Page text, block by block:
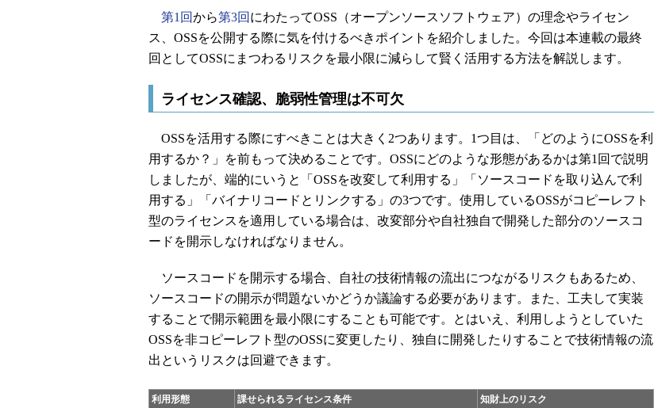
第1回から第3回 にわたってOSS（オープンソースソフトウェア）の理念やライセン
ス、OSSを公開する際に気を付けるべきポイントを紹介しました。今回は本連載の最終
回としてOSSにまつわるリスクを最小限に減らして賢く活用する方法を解説します。
ライセンス確認、脆弱性管理は不可欠
OSSを活用する際にすべきことは大きく2つあります。1つ目は、「どのようにOSSを利
用するか？」を前もって決めることです。OSSにどのような形態があるかは第1回で説明
しましたが、端的にいうと「OSSを改変して利用する」「ソースコードを取り込んで利
用する」「バイナリコードとリンクする」の3つです。使用しているOSSがコピーレフト
型のライセンスを適用している場合は、改変部分や自社独自で開発した部分のソースコ
ードを開示しなければなりません。
ソースコードを開示する場合、自社の技術情報の流出につながるリスクもあるため、
ソースコードの開示が問題ないかどうか議論する必要があります。また、工夫して実装
することで開示範囲を最小限にすることも可能です。とはいえ、利用しようとしていた
OSSを非コピーレフト型のOSSに変更したり、独自に開発したりすることで技術情報の流
出というリスクは回避できます。
利用形態 課せられるライセンス条件 知財上のリスク